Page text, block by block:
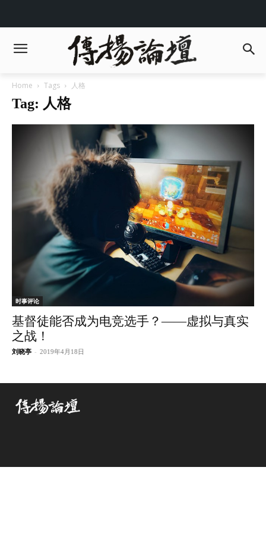
Home Tags 人格
Tag: 人格
时事评论
基督徒能否成为电竞选手？——虚拟与真实
之战！
刘晓亭 - 2019年4月18日